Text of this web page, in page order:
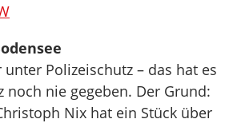
unter Polizeischutz – das hat es
noch nie gegeben. Der Grund:
Nix hat ein Stück über